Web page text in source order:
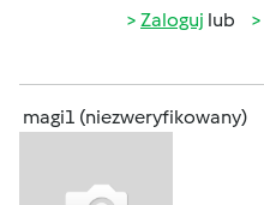
Zaloguj lub
magi1 (niezweryfikowany)